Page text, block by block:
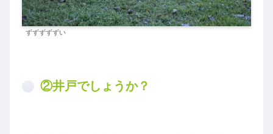
ずずずずずい
②井戸でしょうか？